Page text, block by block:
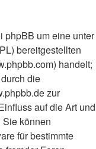
phpBB um eine unter
bereitgestellten
handelt;
die
zur
auf die Art und
können
für bestimmte